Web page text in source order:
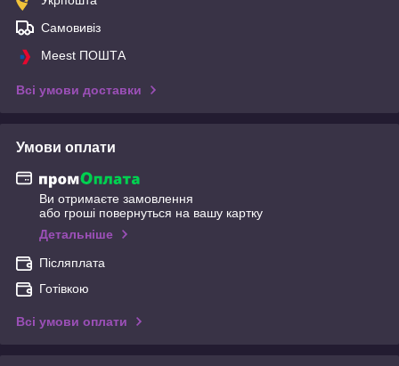
Самовивіз
Meest ПОШТА
Всі умови доставки
Умови оплати
Ви отримаєте замовлення
або гроші повернуться на вашу картку
Детальніше
Післяплата
Готівкою
Всі умови оплати